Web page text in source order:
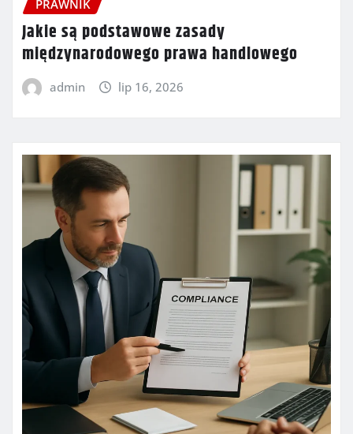
PRAWNIK
Jakie są podstawowe zasady
międzynarodowego prawa handlowego
admin lip 16, 2026